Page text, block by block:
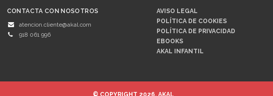
CONTACTA CON NOSOTROS
atencion.cliente@akal.com
918 061 996
AVISO LEGAL
POLÍTICA DE COOKIES
POLÍTICA DE PRIVACIDAD
EBOOKS
AKAL INFANTIL
© COPYRIGHT 2026, AKAL